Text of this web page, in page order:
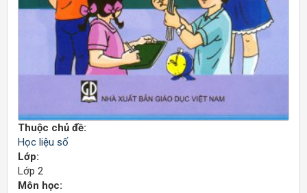
Thuộc chủ đề:
Học liệu số
Lớp:
Lớp 2
Môn học: